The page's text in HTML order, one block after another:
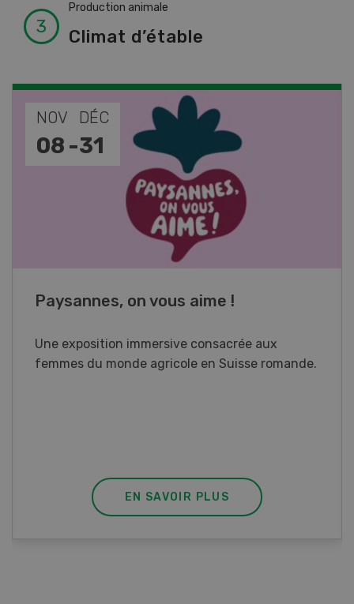
Production animale
Climat d’étable
NOV
17 -
JAN
26
Cours spécialisé Aquaculture
Vous élevez des poissons ou songez à le faire?
Ce cours vous équipe du savoir nécessaire. Si
EN SAVOIR PLUS